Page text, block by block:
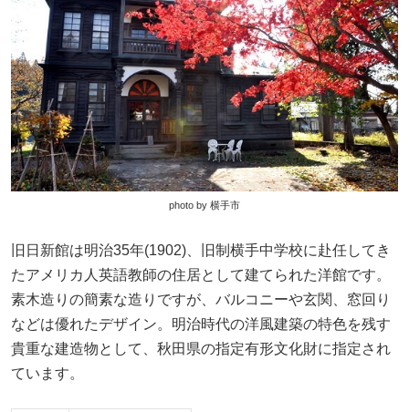
photo by 横手市
旧日新館は明治35年(1902)、旧制横手中学校に赴任してき
たアメリカ人英語教師の住居として建てられた洋館です。
素木造りの簡素な造りですが、バルコニーや玄関、窓回り
などは優れたデザイン。明治時代の洋風建築の特色を残す
貴重な建造物として、秋田県の指定有形文化財に指定され
ています。